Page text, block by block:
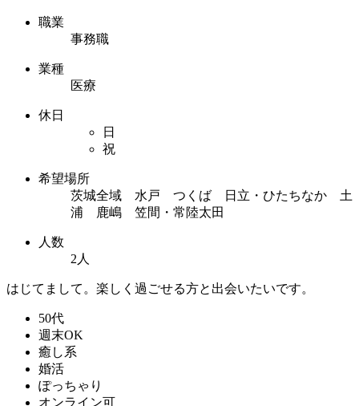
職業
事務職
業種
医療
休日
日
祝
希望場所
茨城全域 水戸 つくば 日立・ひたちなか 土
浦 鹿嶋 笠間・常陸太田
人数
2人
はじてまして。楽しく過ごせる方と出会いたいです。
50代
週末OK
癒し系
婚活
ぽっちゃり
オンライン可